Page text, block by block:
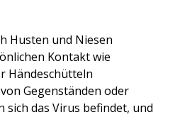
Husten und Niesen
Kontakt wie
Händeschütteln
Gegenständen oder
sich das Virus befindet, und